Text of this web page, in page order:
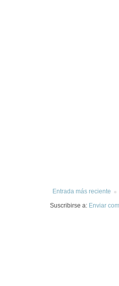
Entrada más reciente
Suscribirse a: Enviar